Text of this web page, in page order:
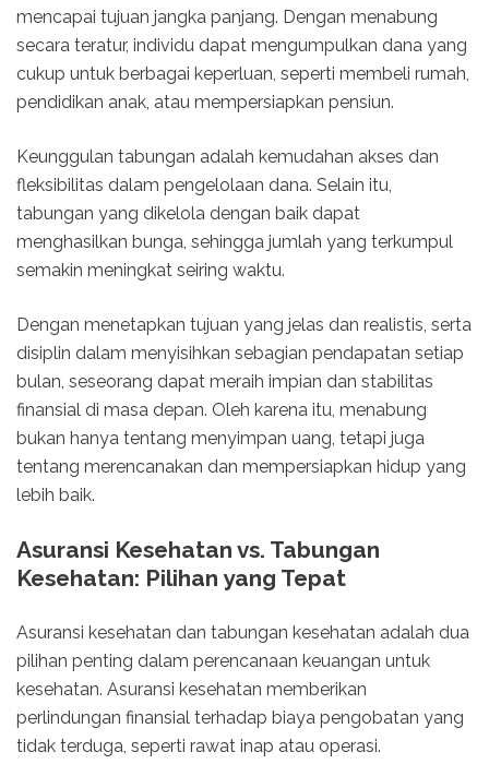
mencapai tujuan jangka panjang. Dengan menabung
secara teratur, individu dapat mengumpulkan dana yang
cukup untuk berbagai keperluan, seperti membeli rumah,
pendidikan anak, atau mempersiapkan pensiun.
Keunggulan tabungan adalah kemudahan akses dan
fleksibilitas dalam pengelolaan dana. Selain itu,
tabungan yang dikelola dengan baik dapat
menghasilkan bunga, sehingga jumlah yang terkumpul
semakin meningkat seiring waktu.
Dengan menetapkan tujuan yang jelas dan realistis, serta
disiplin dalam menyisihkan sebagian pendapatan setiap
bulan, seseorang dapat meraih impian dan stabilitas
finansial di masa depan. Oleh karena itu, menabung
bukan hanya tentang menyimpan uang, tetapi juga
tentang merencanakan dan mempersiapkan hidup yang
lebih baik.
Asuransi Kesehatan vs. Tabungan
Kesehatan: Pilihan yang Tepat
Asuransi kesehatan dan tabungan kesehatan adalah dua
pilihan penting dalam perencanaan keuangan untuk
kesehatan. Asuransi kesehatan memberikan
perlindungan finansial terhadap biaya pengobatan yang
tidak terduga, seperti rawat inap atau operasi.